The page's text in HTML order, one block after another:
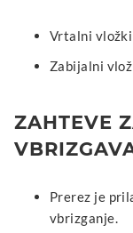
Vrtalni
Zabijalni
ZAHTEVE
Prerez je
vbrizganje.